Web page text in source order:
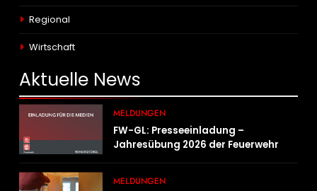
Regional
Wirtschaft
Aktuelle News
MELDUNGEN
FW-GL: Presseeinladung –
Jahresübung 2026 der Feuerwehr
MELDUNGEN